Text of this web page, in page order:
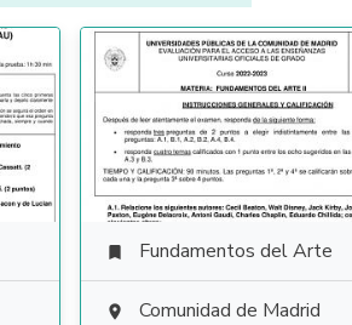
 Fundamentos del Arte
 Comunidad de Madrid